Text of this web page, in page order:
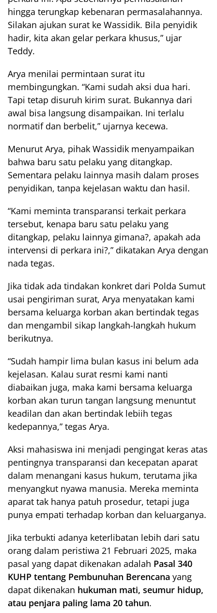
hingga terungkap kebenaran permasalahannya.
Silakan ajukan surat ke Wassidik. Bila penyidik
hadir, kita akan gelar perkara khusus,” ujar
Teddy.
Arya menilai permintaan surat itu
membingungkan. “Kami sudah aksi dua hari.
Tapi tetap disuruh kirim surat. Bukannya dari
awal bisa langsung disampaikan. Ini terlalu
normatif dan berbelit,” ujarnya kecewa.
Menurut Arya, pihak Wassidik menyampaikan
bahwa baru satu pelaku yang ditangkap.
Sementara pelaku lainnya masih dalam proses
penyidikan, tanpa kejelasan waktu dan hasil.
“Kami meminta transparansi terkait perkara
tersebut, kenapa baru satu pelaku yang
ditangkap, pelaku lainnya gimana?, apakah ada
intervensi di perkara ini?,” dikatakan Arya dengan
nada tegas.
Jika tidak ada tindakan konkret dari Polda Sumut
usai pengiriman surat, Arya menyatakan kami
bersama keluarga korban akan bertindak tegas
dan mengambil sikap langkah-langkah hukum
berikutnya.
“Sudah hampir lima bulan kasus ini belum ada
kejelasan. Kalau surat resmi kami nanti
diabaikan juga, maka kami bersama keluarga
korban akan turun tangan langsung menuntut
keadilan dan akan bertindak lebiih tegas
kedepannya,” tegas Arya.
Aksi mahasiswa ini menjadi pengingat keras atas
pentingnya transparansi dan kecepatan aparat
dalam menangani kasus hukum, terutama jika
menyangkut nyawa manusia. Mereka meminta
aparat tak hanya patuh prosedur, tetapi juga
punya empati terhadap korban dan keluarganya.
Jika terbukti adanya keterlibatan lebih dari satu
orang dalam peristiwa 21 Februari 2025, maka
pasal yang dapat dikenakan adalah Pasal 340
KUHP tentang Pembunuhan Berencana yang
dapat dikenakan hukuman mati, seumur hidup,
atau penjara paling lama 20 tahun.